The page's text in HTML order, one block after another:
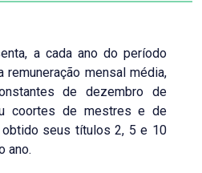
a cada ano do período
remuneração mensal média,
de dezembro de
coortes de mestres e de
obtido seus títulos 2, 5 e 10
ano.